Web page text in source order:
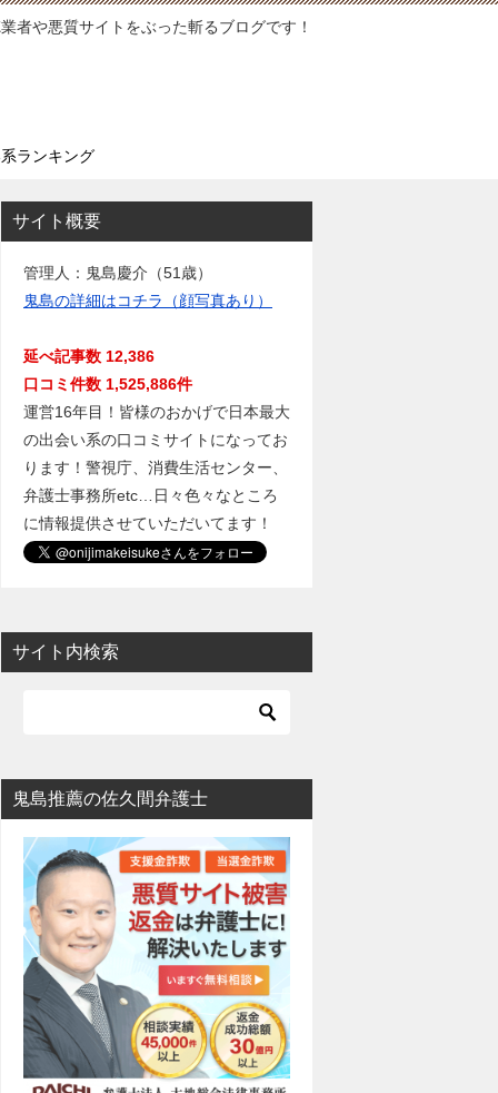
者や悪質サイトをぶった斬るブログです！
ランキング
サイト概要
管理人：鬼島慶介（51歳）
鬼島の詳細はコチラ（顔写真あり）
延べ記事数 12,386
口コミ件数 1,525,886件
運営16年目！皆様のおかげで日本最大
の出会い系の口コミサイトになってお
ります！警視庁、消費生活センター、
弁護士事務所etc…日々色々なところ
に情報提供させていただいてます！
サイト内検索
鬼島推薦の佐久間弁護士